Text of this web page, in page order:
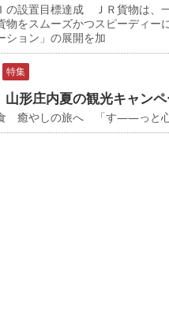
の設置目標達成 ＪＲ貨物は、
物をスムーズかつスピーディー
ション」の展開を加
特集
形庄内夏の観光キャンペ
やしの旅へ 「す――っと心